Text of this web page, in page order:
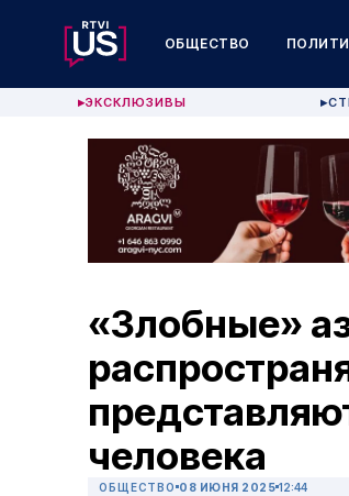
ОБЩЕСТВО
▶ЭКСКЛЮЗИВЫ ▶
«Злобные»
человека
ОБЩЕСТВО 08 ИЮНЯ 2025 12:44